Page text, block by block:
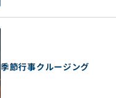
季節行事クルージング